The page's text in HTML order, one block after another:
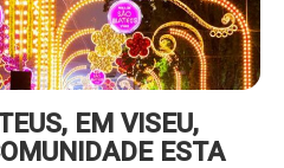
EM VISEU,
ESTA